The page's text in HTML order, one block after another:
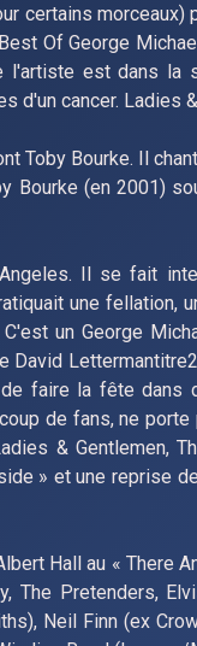
certains morceaux)
Of George
est dans la
d'un cancer. Ladies
Toby Bourke. Il
Bourke (en 2001)
Il se fait
une
un George
faire la fête
de fans, ne
& Gentlemen,
» et une reprise
Hall au « There
The Pretenders,
Neil Finn (ex